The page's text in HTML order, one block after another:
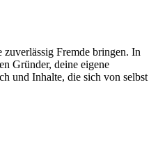
Fremde bringen. In
Gründer, deine eigene
und Inhalte, die sich von selbst